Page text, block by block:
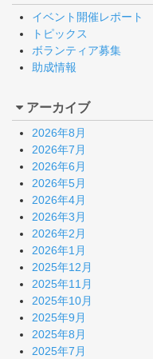
イベント開催レポート
トピックス
ボランティア募集
助成情報
アーカイブ
2026年8月
2026年7月
2026年6月
2026年5月
2026年4月
2026年3月
2026年2月
2026年1月
2025年12月
2025年11月
2025年10月
2025年9月
2025年8月
2025年7月